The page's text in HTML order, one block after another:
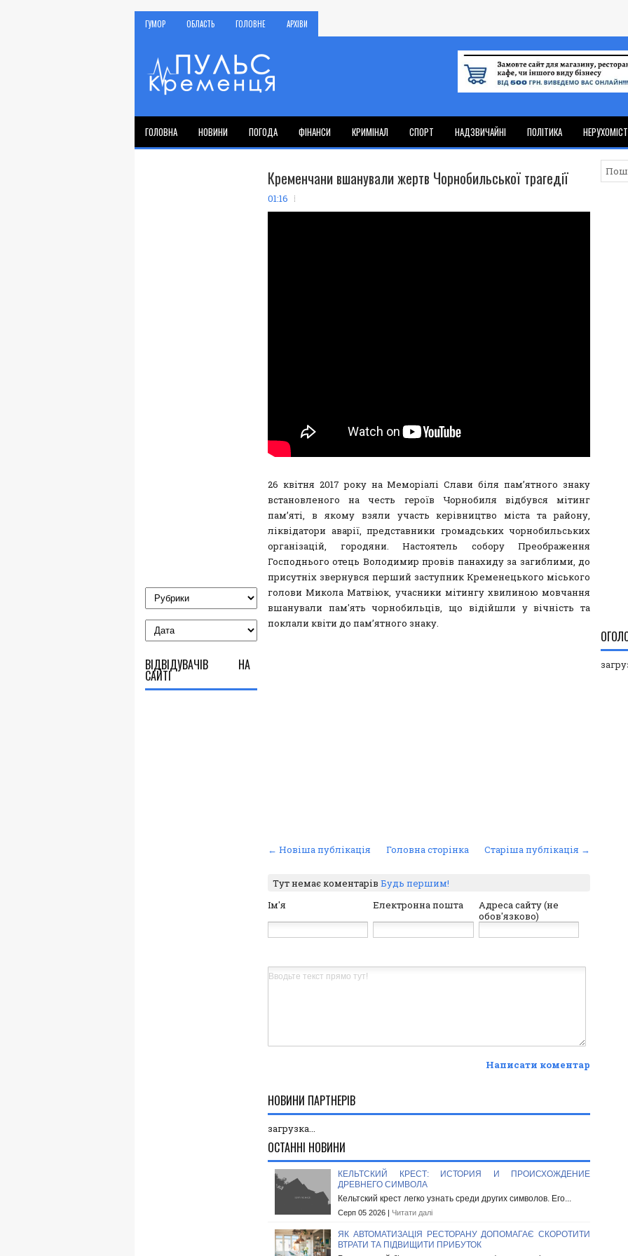
ГУМОР ОБЛАСТЬ ГОЛОВНЕ АРХІВИ
ГОЛОВНА НОВИНИ ПОГОДА ФІНАНСИ КРИМІНАЛ СПОРТ НАДЗВИЧАЙНІ ПОЛІТИКА
Кременчани вшанували жертв Чорнобильської трагедії
01:16
26 квітня 2017 року на Меморіалі Слави біля пам’ятного знаку
встановленого на честь героїв Чорнобиля відбувся мітинг
пам’яті, в якому взяли участь керівництво міста та району,
ліквідатори аварії, представники громадських чорнобильських
організацій, городяни. Настоятель собору Преображення
Господнього отець Володимир провів панахиду за загиблими, до
присутніх звернувся перший заступник Кременецького міського
голови Микола Матвіюк, учасники мітингу хвилиною мовчання
вшанували пам'ять чорнобильців, що відійшли у вічність та
поклали квіти до пам’ятного знаку.
← Новіша публікація Старіша публікація →
Головна сторінка
Тут немає коментарів Будь першим!
Ім'я
Електронна пошта
Адреса сайту (не
обов'язково)
Написати коментар
НОВИНИ ПАРТНЕРІВ
загрузка...
ОСТАННІ НОВИНИ
КЕЛЬТСКИЙ КРЕСТ: ИСТОРИЯ И ПРОИСХОЖДЕНИЕ
ДРЕВНЕГО СИМВОЛА
Кельтский крест легко узнать среди других символов. Его...
Серп 05 2026 | Читати далі
ЯК АВТОМАТИЗАЦІЯ РЕСТОРАНУ ДОПОМАГАЄ СКОРОТИТИ
ВТРАТИ ТА ПІДВИЩИТИ ПРИБУТОК
ВІДВІДУВАЧІВ НА
САЙТІ